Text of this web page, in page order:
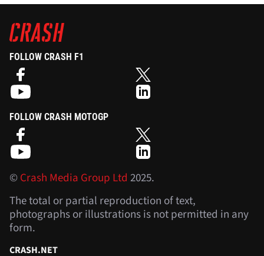
FOLLOW CRASH F1
FOLLOW CRASH MOTOGP
©Crash Media Group Ltd 2025.
The total or partial reproduction of text,
photographs or illustrations is not permitted in any
form.
CRASH.NET